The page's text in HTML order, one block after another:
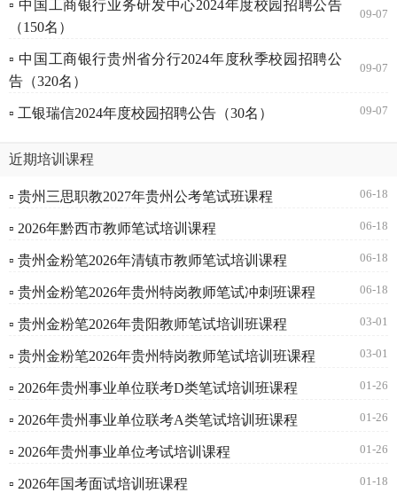
▫ 中国工商银行业务研发中心2024年度校园招聘公告
（150名）
09-07
▫ 中国工商银行贵州省分行2024年度秋季校园招聘公
告（320名）
09-07
▫ 工银瑞信2024年度校园招聘公告（30名） 09-07
近期培训课程
▫ 贵州三思职教2027年贵州公考笔试班课程 06-18
▫ 2026年黔西市教师笔试培训课程 06-18
▫ 贵州金粉笔2026年清镇市教师笔试培训课程 06-18
▫ 贵州金粉笔2026年贵州特岗教师笔试冲刺班课程 06-18
▫ 贵州金粉笔2026年贵阳教师笔试培训班课程 03-01
▫ 贵州金粉笔2026年贵州特岗教师笔试培训班课程 03-01
▫ 2026年贵州事业单位联考D类笔试培训班课程 01-26
▫ 2026年贵州事业单位联考A类笔试培训班课程 01-26
▫ 2026年贵州事业单位考试培训课程 01-26
▫ 2026年国考面试培训班课程 01-18